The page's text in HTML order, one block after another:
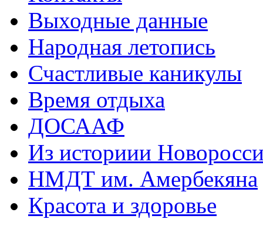
Выходные данные
Народная летопись
Счастливые каникулы
Время отдыха
ДОСААФ
Из историии
НМДТ им. Амербекяна
Красота и здоровье